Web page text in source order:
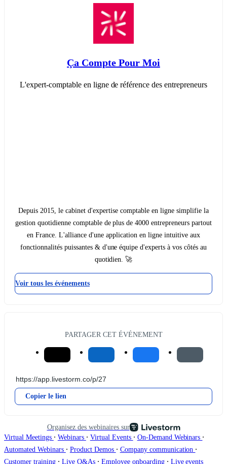
Ça Compte Pour Moi
L'expert-comptable en ligne de référence des entrepreneurs
Depuis 2015, le cabinet d'expertise comptable en ligne simplifie la
gestion quotidienne comptable de plus de 4000 entrepreneurs partout
en France. L'alliance d'une application en ligne intuitive aux
fonctionnalités puissantes & d'une équipe d'experts à vos côtés au
quotidien. 🚀
Voir tous les événements
PARTAGER CET ÉVÉNEMENT
Copier le lien
Organisez des webinaires sur
Virtual Meetings ∙ Webinars ∙ Virtual Events ∙ On-Demand Webinars ∙
Automated Webinars ∙ Product Demos ∙ Company communication ∙
Customer training ∙ Live Q&As ∙ Employee onboarding ∙ Live events